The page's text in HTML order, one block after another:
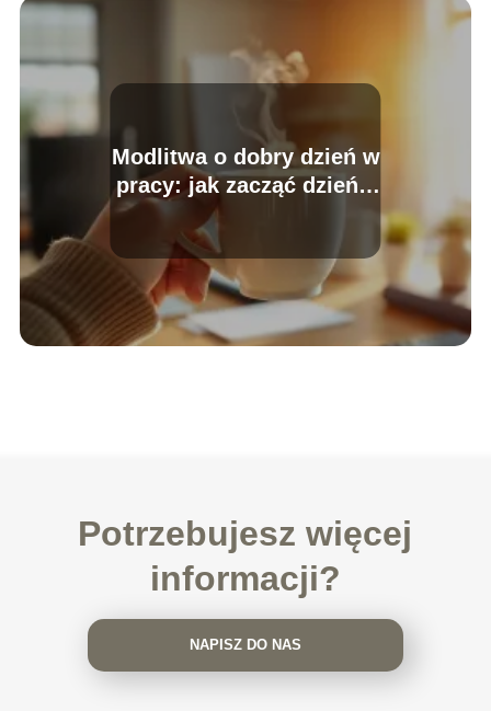
Modlitwa o dobry dzień w
pracy: jak zacząć dzień z
pozytywną energią?
Potrzebujesz więcej
informacji?
NAPISZ DO NAS